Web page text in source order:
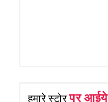
हमारे स्टोरपर आईये